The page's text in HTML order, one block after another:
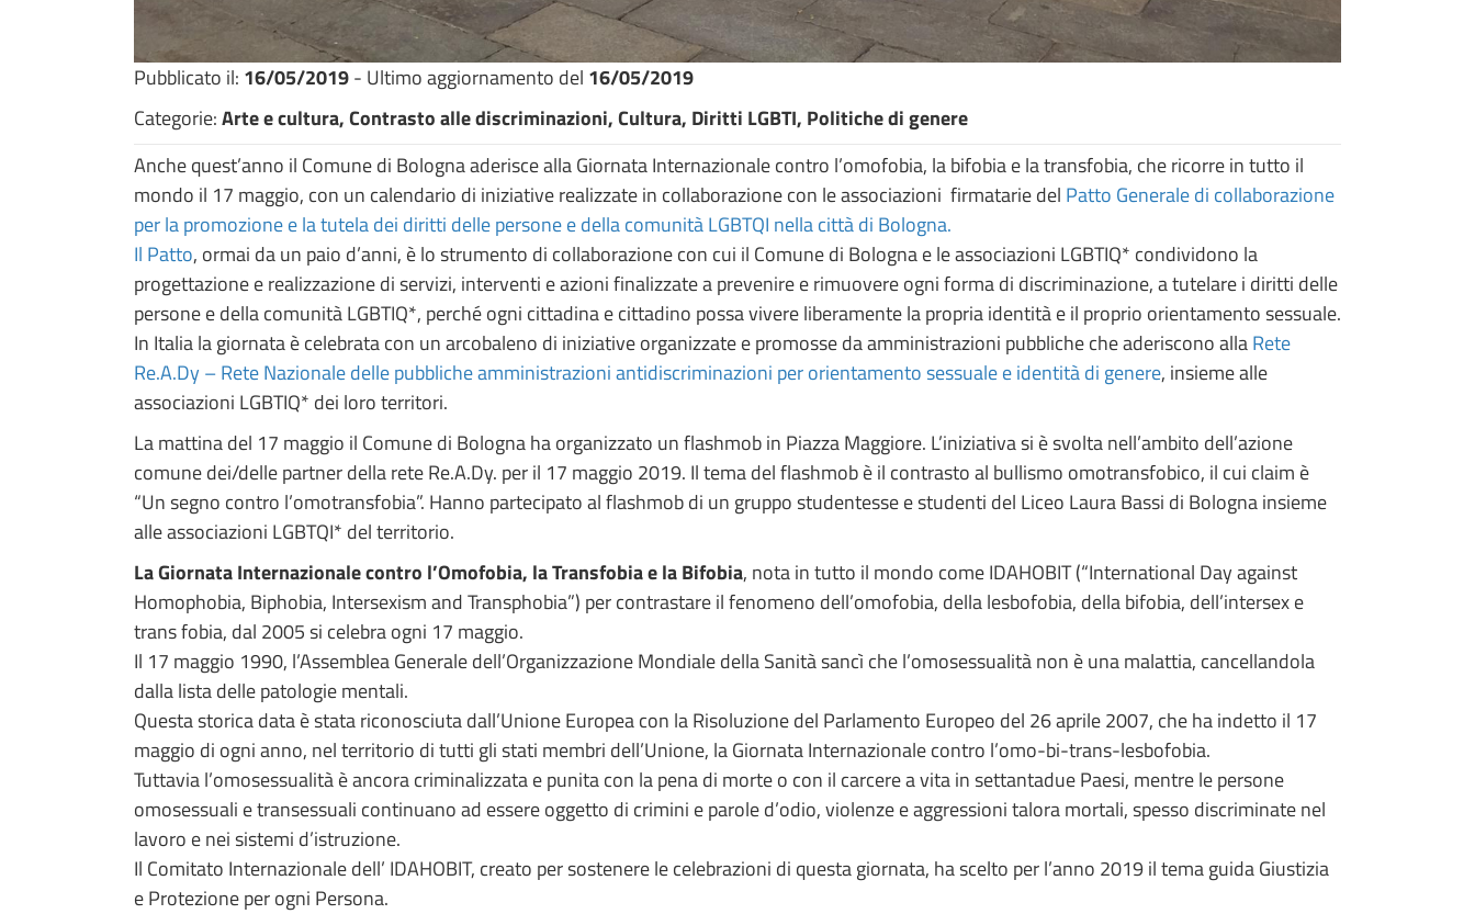
Pubblicato il: 16/05/2019- Ultimo aggiornamento del 16/05/2019
Categorie:Arte e cultura, Contrasto alle discriminazioni, Cultura, Diritti LGBTI, Politiche di genere
Anche quest’anno il Comune di Bologna aderisce alla Giornata Internazionale contro l’omofobia, la bifobia e la transfobia, che ricorre in tutto il
mondo il 17 maggio, con un calendario di iniziative realizzate in collaborazione con le associazioni firmatarie del Patto Generale di collaborazione
per la promozione e la tutela dei diritti delle persone e della comunità LGBTQI nella città di Bologna.
Il Patto, ormai da un paio d’anni, è lo strumento di collaborazione con cui il Comune di Bologna e le associazioni LGBTIQ* condividono la
progettazione e realizzazione di servizi, interventi e azioni finalizzate a prevenire e rimuovere ogni forma di discriminazione, a tutelare i diritti delle
persone e della comunità LGBTIQ*, perché ogni cittadina e cittadino possa vivere liberamente la propria identità e il proprio orientamento sessuale.
In Italia la giornata è celebrata con un arcobaleno di iniziative organizzate e promosse da amministrazioni pubbliche che aderiscono allaRete
Re.A.Dy – Rete Nazionale delle pubbliche amministrazioni antidiscriminazioni per orientamento sessuale e identità di genere, insieme alle
associazioni LGBTIQ* dei loro territori.
La mattina del 17 maggio il Comune di Bologna ha organizzato un flashmob in Piazza Maggiore. L’iniziativa si è svolta nell’ambito dell’azione
comune dei/delle partner della rete Re.A.Dy. per il 17 maggio 2019. Il tema del flashmob è il contrasto al bullismo omotransfobico, il cui claim è
“Un segno contro l’omotransfobia”. Hanno partecipato al flashmob di un gruppo studentesse e studenti del Liceo Laura Bassi di Bologna insieme
alle associazioni LGBTQI* del territorio.
La Giornata Internazionale contro l’Omofobia, la Transfobia e la Bifobia, nota in tutto il mondo come IDAHOBIT (“International Day against
Homophobia, Biphobia, Intersexism and Transphobia”) per contrastare il fenomeno dell’omofobia, della lesbofobia, della bifobia, dell’intersex e
trans fobia, dal 2005 si celebra ogni 17 maggio.
Il 17 maggio 1990, l’Assemblea Generale dell’Organizzazione Mondiale della Sanità sancì che l’omosessualità non è una malattia, cancellandola
dalla lista delle patologie mentali.
Questa storica data è stata riconosciuta dall’Unione Europea con la Risoluzione del Parlamento Europeo del 26 aprile 2007, che ha indetto il 17
maggio di ogni anno, nel territorio di tutti gli stati membri dell’Unione, la Giornata Internazionale contro l’omo-bi-trans-lesbofobia.
Tuttavia l’omosessualità è ancora criminalizzata e punita con la pena di morte o con il carcere a vita in settantadue Paesi, mentre le persone
omosessuali e transessuali continuano ad essere oggetto di crimini e parole d’odio, violenze e aggressioni talora mortali, spesso discriminate nel
lavoro e nei sistemi d’istruzione.
Il Comitato Internazionale dell’ IDAHOBIT, creato per sostenere le celebrazioni di questa giornata, ha scelto per l’anno 2019 il tema guida Giustizia
e Protezione per ogni Persona.